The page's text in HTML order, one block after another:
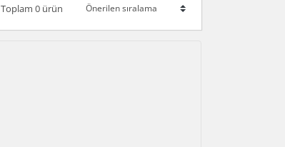
Toplam 0 ürün